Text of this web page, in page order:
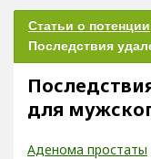
Статьи о потенции
для
Аденома простаты